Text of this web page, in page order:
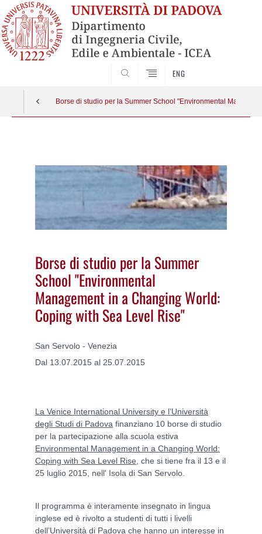
ENG
Borse di studio per la Summer School "Environmental
Borse di studio per la Summer
School "Environmental
Management in a Changing World:
Coping with Sea Level Rise"
San Servolo - Venezia
Dal 13.07.2015 al 25.07.2015
La Venice International University e l’Università
degli Studi di Padova finanziano 10 borse di studio
per la partecipazione alla scuola estiva
Environmental Management in a Changing World:
Coping with Sea Level Rise , che si tiene fra il 13 e il
25 luglio 2015, nell' Isola di San Servolo.
Il programma è interamente insegnato in lingua
inglese ed è rivolto a studenti di tutti i livelli
dell’Università di Padova che hanno un interesse in